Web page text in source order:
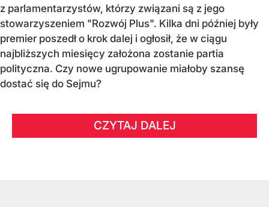
z parlamentarzystów, którzy związani są z jego
stowarzyszeniem "Rozwój Plus". Kilka dni później były
premier poszedł o krok dalej i ogłosił, że w ciągu
najbliższych miesięcy założona zostanie partia
polityczna. Czy nowe ugrupowanie miałoby szansę
dostać się do Sejmu?
CZYTAJ DALEJ